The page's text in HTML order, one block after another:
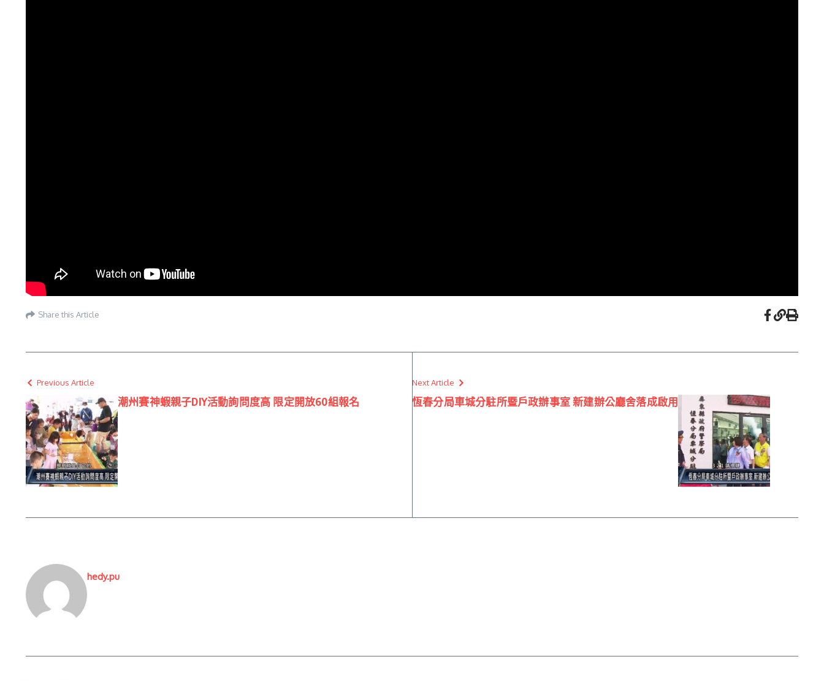
Share this Article
Previous Article
潮州賽神蝦親子DIY活動詢問度高 限定開放60組報名
Next Article
恆春分局車城分駐所暨戶政辦事室 新建辦公廳舍落成啟用
hedy.pu